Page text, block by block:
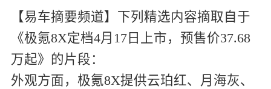
【易车摘要频道】下列精选内容摘取自于
《极氪8X定档4月17日上市，预售价37.68
万起》的片段：
外观方面，极氪8X提供云珀红、月海灰、